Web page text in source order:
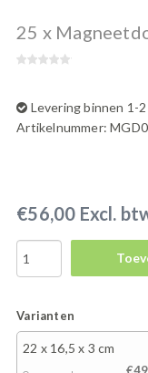
25 x
Levering binnen 1-
Artikelnummer:
€56,00 Excl.
Varianten
22 x 16,5 x 3 cm